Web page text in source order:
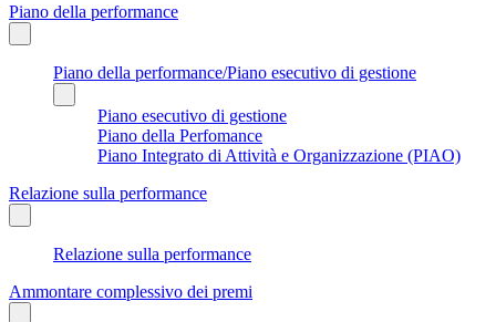
Piano della performance
Piano della performance/Piano esecutivo di gestione
Piano esecutivo di gestione
Piano della Perfomance
Piano Integrato di Attività e Organizzazione (PIAO)
Relazione sulla performance
Relazione sulla performance
Ammontare complessivo dei premi